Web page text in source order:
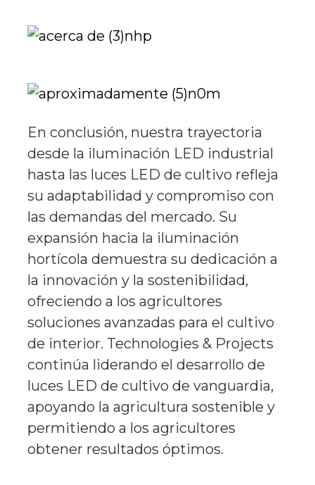
En conclusión, nuestra trayectoria
desde la iluminación LED industrial
hasta las luces LED de cultivo refleja
su adaptabilidad y compromiso con
las demandas del mercado. Su
expansión hacia la iluminación
hortícola demuestra su dedicación a
la innovación y la sostenibilidad,
ofreciendo a los agricultores
soluciones avanzadas para el cultivo
de interior. Technologies & Projects
continúa liderando el desarrollo de
luces LED de cultivo de vanguardia,
apoyando la agricultura sostenible y
permitiendo a los agricultores
obtener resultados óptimos.